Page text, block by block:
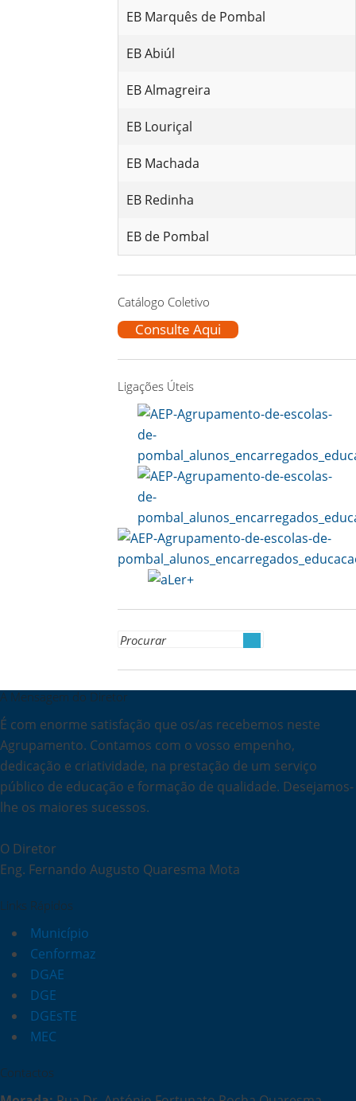
EB Marquês de Pombal
EB Abiúl
EB Almagreira
EB Louriçal
EB Machada
EB Redinha
EB de Pombal
Catálogo Coletivo
Consulte Aqui
Ligações Úteis
Search
A Mensagem do Diretor
É com enorme satisfação que os/as recebemos neste
Agrupamento. Contamos com o vosso empenho,
dedicação e criatividade, na prestação de um serviço
público de educação e formação de qualidade. Desejamos-
lhe os maiores sucessos.
O Diretor
Eng. Fernando Augusto Quaresma Mota
Links Rápidos
Município
Cenformaz
DGAE
DGE
DGEsTE
MEC
Contactos